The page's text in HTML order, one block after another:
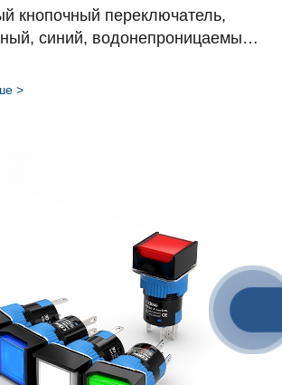
кнопочный переключатель,
синий, водонепроницаемый,
>